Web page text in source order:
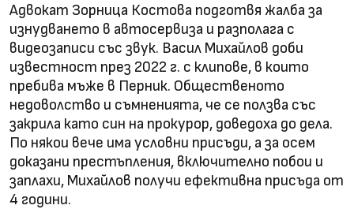
Адвокат Зорница Костова подготвя жалба за
изнудването в автосервиза и разполага с
видеозаписи със звук. Васил Михайлов доби
известност през 2022 г. с клипове, в които
пребива мъже в Перник. Общественото
недоволство и съмненията, че се ползва със
закрила като син на прокурор, доведоха до дела.
По някои вече има условни присъди, а за осем
доказани престъпления, включително побои и
заплахи, Михайлов получи ефективна присъда от
4 години.